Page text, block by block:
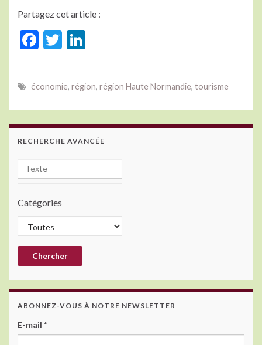
Partagez cet article :
F
b
o
o
T
itt
er
ke
dI
n
économie, région, région Haute Normandie, tourisme
RECHERCHE AVANCÉE
Catégories
ABONNEZ-VOUS À NOTRE NEWSLETTER
E-mail *